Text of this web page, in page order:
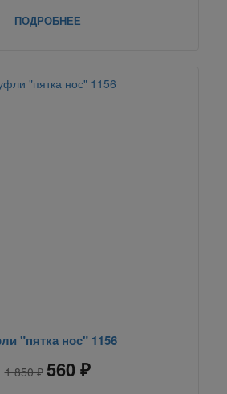
ПОДРОБНЕЕ
"пятка нос" 1156
1 850 ₽ 560 ₽